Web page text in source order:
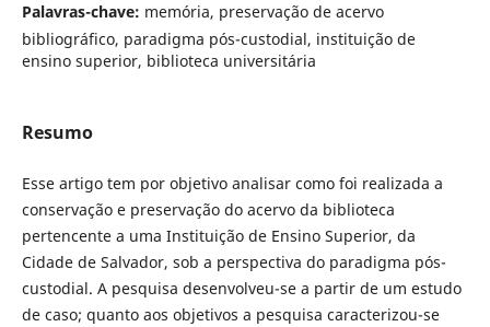
Palavras-chave: memória, preservação de acervo
bibliográfico, paradigma pós-custodial, instituição de
ensino superior, biblioteca universitária
Resumo
Esse artigo tem por objetivo analisar como foi realizada a
conservação e preservação do acervo da biblioteca
pertencente a uma Instituição de Ensino Superior, da
Cidade de Salvador, sob a perspectiva do paradigma pós-
custodial. A pesquisa desenvolveu-se a partir de um estudo
de caso; quanto aos objetivos a pesquisa caracterizou-se